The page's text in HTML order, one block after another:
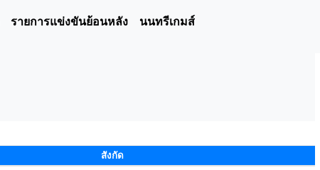
รายการแข่งขันย้อนหลัง นนทรีเกมส์
สังกัด